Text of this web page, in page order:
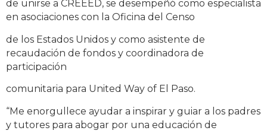
de unirse a CREEED, se desempeñó como especialista
en asociaciones con la Oficina del Censo
de los Estados Unidos y como asistente de
recaudación de fondos y coordinadora de
participación
comunitaria para United Way of El Paso.
“Me enorgullece ayudar a inspirar y guiar a los padres
y tutores para abogar por una educación de